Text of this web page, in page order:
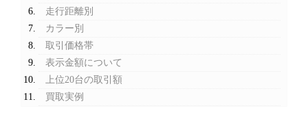
走行距離別
カラー別
取引価格帯
表示金額について
上位20台の取引額
買取実例